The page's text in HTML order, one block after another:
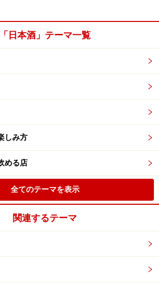
「日本酒」テーマ一覧
しみ方
める店
全てのテーマを表示
関連するテーマ